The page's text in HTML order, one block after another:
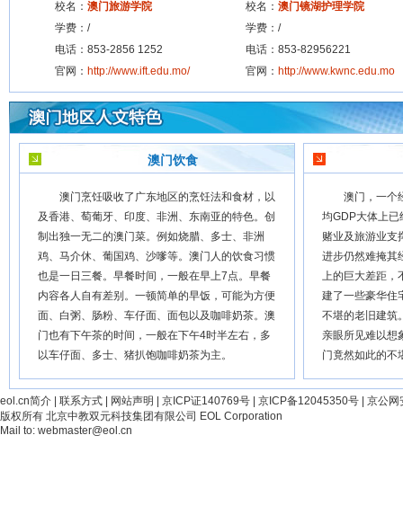
校名： 澳门旅游学院
学费：/
电话：853-2856 1252
官网： http://www.ift.edu.mo/
校名： 澳门镜湖护理学院
学费：/
电话：853-82956221
官网： http://www.kwnc.edu.mo
澳门饮食
澳门烹饪吸收了广东地区的烹饪法和食材，以
及香港、萄葡牙、印度、非洲、东南亚的特色。创
制出独一无二的澳门菜。例如烧腊、多士、非洲
鸡、马介休、葡国鸡、沙嗲等。澳门人的饮食习惯
也是一日三餐。早餐时间，一般在早上7点。早餐
内容各人自有差别。一顿简单的早饭，可能为方便
面、白粥、肠粉、车仔面、面包以及咖啡奶茶。澳
门也有下午茶的时间，一般在下午4时半左右，多
以车仔面、多士、猪扒饱咖啡奶茶为主。
澳门，一个经
均GDP大体上已
赌业及旅游业支
进步仍然难掩其
上的巨大差距，
建了一些豪华住
不堪的老旧建筑
亲眼所见难以想
门竟然如此的不
eol.cn简介 联系方式 网站声明 京ICP证140769号 京ICP备12045350号
京公网
版权所有 北京中教双元科技集团有限公司 EOL Corporation
Mail to: webmaster@eol.cn